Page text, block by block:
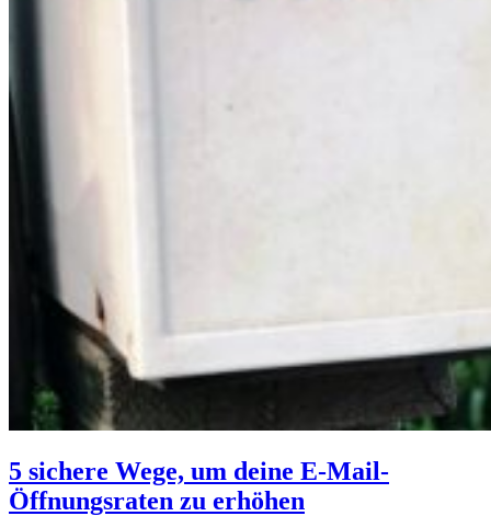
5 sichere Wege, um deine E-Mail-
Öffnungsraten zu erhöhen